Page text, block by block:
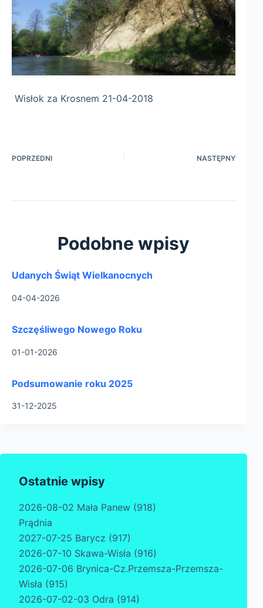
Wisłok za Krosnem 21-04-2018
POPRZEDNI NASTĘPNY
Podobne wpisy
Udanych Świąt Wielkanocnych
04-04-2026
Szczęśliwego Nowego Roku
01-01-2026
Podsumowanie roku 2025
31-12-2025
Ostatnie wpisy
2026-08-02 Mała Panew (918)
Prądnia
2027-07-25 Barycz (917)
2026-07-10 Skawa-Wisła (916)
2026-07-06 Brynica-Cz.Przemsza-Przemsza-
Wisła (915)
2026-07-02-03 Odra (914)